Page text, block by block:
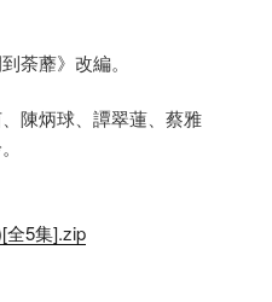
荼蘼》改編。
陳炳球、譚翠蓮、蔡雅
全5集].zip